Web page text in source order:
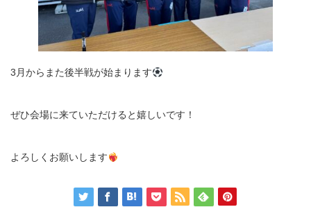
3月からまた後半戦が始まります
ぜひ会場に来ていただけると嬉しいです！
よろしくお願いします